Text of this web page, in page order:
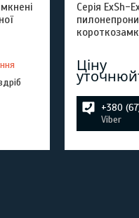
Серія ExSh-
Ціну
+380
Viber